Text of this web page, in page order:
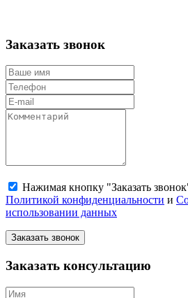
Заказать звонок
Нажимая кнопку "Заказать
Политикой конфиденциальности и
использовании данных
Заказать звонок
Заказать консультацию